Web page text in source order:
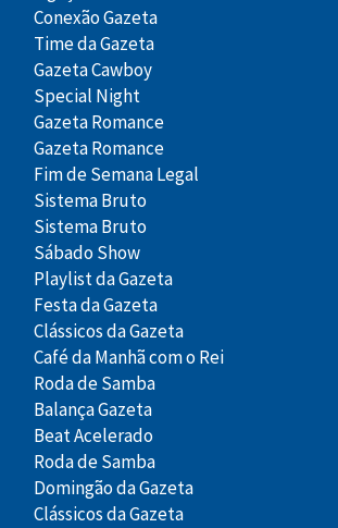
Conexão Gazeta
Time da Gazeta
Gazeta Cawboy
Special Night
Gazeta Romance
Gazeta Romance
Fim de Semana Legal
Sistema Bruto
Sistema Bruto
Sábado Show
Playlist da Gazeta
Festa da Gazeta
Clássicos da Gazeta
Café da Manhã com o Rei
Roda de Samba
Balança Gazeta
Beat Acelerado
Roda de Samba
Domingão da Gazeta
Clássicos da Gazeta